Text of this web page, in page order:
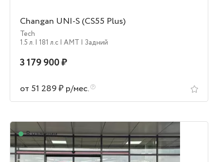
Changan UNI-S (CS55 Plus)
Tech
1.5 л. | 181 л.c | AMT | Задний
3 179 900 ₽
от 51 289 ₽ р/мес.
В наличии